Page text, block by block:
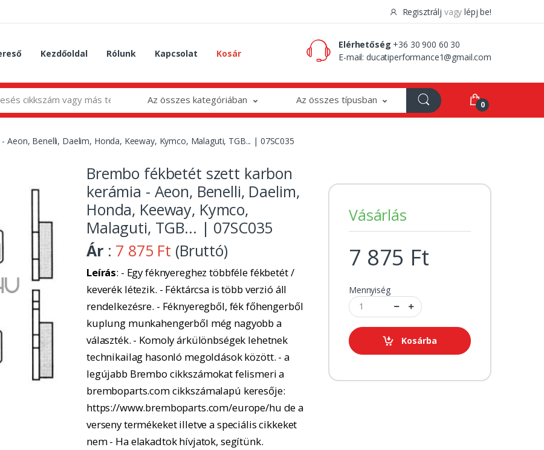
Regisztrálj vagy lépj be!
Kezdőoldal Rólunk Kapcsolat Kosár
Elérhetőség +36 30 900 60 30
E-mail:ducatiperformance1@gmail.com
Az összes kategóriában Az összes típusban 0
Benelli, Daelim, Honda, Keeway, Kymco, Malaguti, TGB... | 07SC035
Brembo fékbetét szett karbon
kerámia - Aeon, Benelli, Daelim,
Honda, Keeway, Kymco,
Malaguti, TGB... | 07SC035
Ár : 7 875 Ft (Bruttó)
Leírás: - Egy féknyereghez többféle fékbetét /
keverék létezik. - Féktárcsa is több verzió áll
rendelkezésre. - Féknyeregből, fék főhengerből
kuplung munkahengerből még nagyobb a
választék. - Komoly árkülönbségek lehetnek
technikailag hasonló megoldások között. - a
legújabb Brembo cikkszámokat felismeri a
bremboparts.com cikkszámalapú keresője:
https://www.bremboparts.com/europe/hu de a
verseny termékeket illetve a speciális cikkeket
nem - Ha elakadtok hívjatok, segítünk.
Vásárlás
7 875 Ft
Mennyiség
Kosárba